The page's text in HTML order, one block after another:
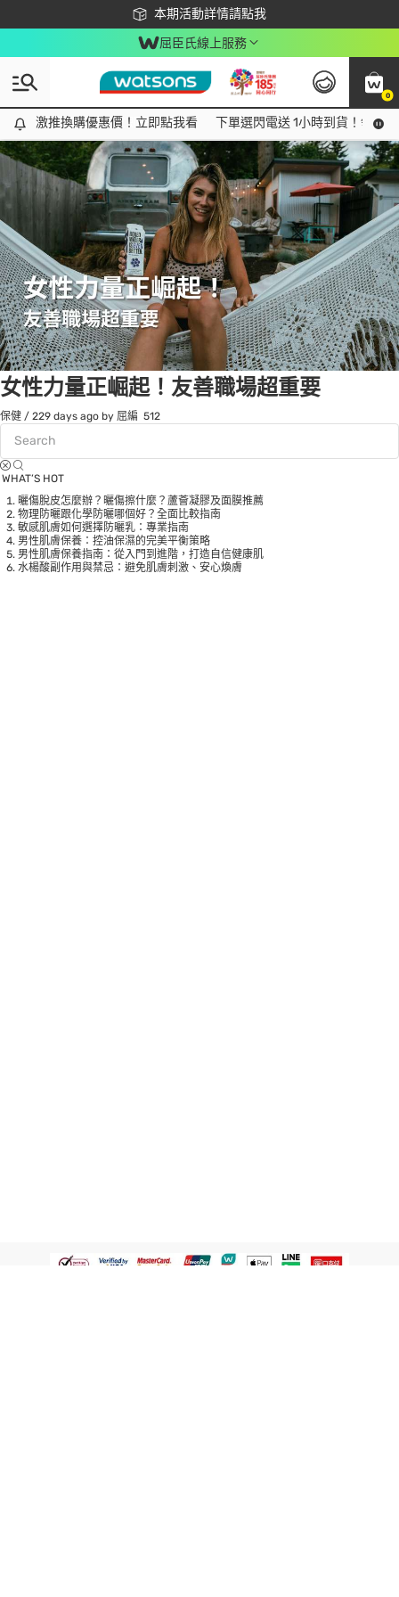
本期活動詳情請點我
下載app最高回饋$350
屈臣氏線上服務
0
激推換購優惠價！立即點我看
激推換購優惠價！立即點我看 下單選閃電送 1小時到貨！領神
Tag:女性力量1 item(s) found
女性力量正崛起！友善職場超重要
保健 / 229 days ago by 屈編 512
WHAT’S HOT
曬傷脫皮怎麼辦？曬傷擦什麼？蘆薈凝膠及面膜推薦
物理防曬跟化學防曬哪個好？全面比較指南
敏感肌膚如何選擇防曬乳：專業指南
男性肌膚保養：控油保濕的完美平衡策略
男性肌膚保養指南：從入門到進階，打造自信健康肌
水楊酸副作用與禁忌：避免肌膚刺激、安心煥膚